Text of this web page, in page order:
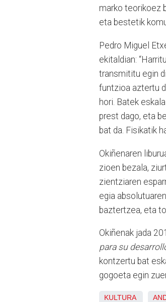
marko teorikoez
eta bestetik
Pedro Miguel
ekitaldian:
transmititu egin
funtzioa aztertu
hori. Batek
prest dago, eta
bat da. Fisikatik
Okiñenaren
zioen bezala,
zientziaren
egia
baztertzea, eta
Okiñenak jada
para su
kontzertu bat
gogoeta egin
KULTURA